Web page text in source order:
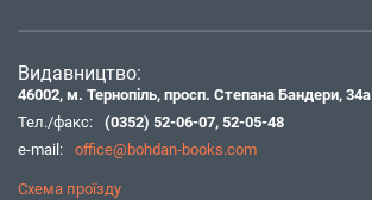
Видавництво:
46002, м. Тернопіль, просп. Степана Бандери, 34а
Тел./факс:
(0352) 52-06-07, 52-05-48
e-mail:
office@bohdan-books.com
Схема проїзду